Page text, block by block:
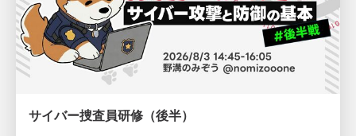
サイバー捜査員研修（後半）